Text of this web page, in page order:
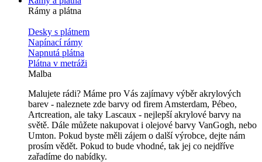
Rámy a plátna
Desky s plátnem
Napínací rámy
Napnutá plátna
Plátna v metráži
Malba
Malujete rádi? Máme pro Vás zajímavy výběr akrylových
barev - naleznete zde barvy od firem Amsterdam, Pébeo,
Artcreation, ale taky Lascaux - nejlepší akrylové barvy na
světě. Dále můžete nakupovat i olejové barvy VanGogh, nebo
Umton. Pokud byste měli zájem o další výrobce, dejte nám
prosím vědět. Pokud to bude vhodné, tak jej co nejdříve
zařadíme do nabídky.